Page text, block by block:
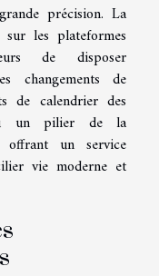
précision. La
les plateformes
de disposer
changements de
de calendrier des
un pilier de la
offrant un service
vie moderne et